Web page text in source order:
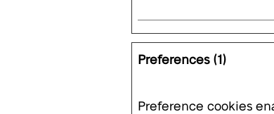
Preferences (1)
Preference cookies